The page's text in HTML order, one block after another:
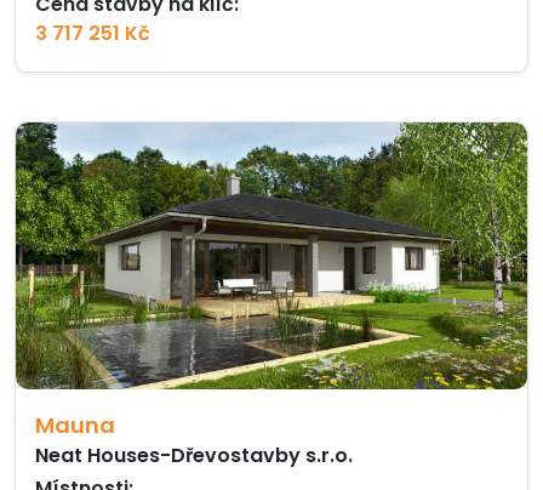
3 717 251 Kč
Mauna
Neat Houses-Dřevostavby s.r.o.